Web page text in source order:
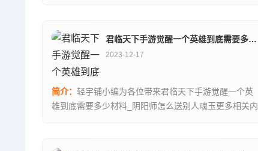
君临天下手游觉醒一个英雄到底需要多少材料_阴阳师怎么送别人魂玉
2023-12-17
简介： 轻宇铺小编为各位带来君临天下手游觉醒一个英
雄到底需要多少材料_阴阳师怎么送别人魂玉更多相关内